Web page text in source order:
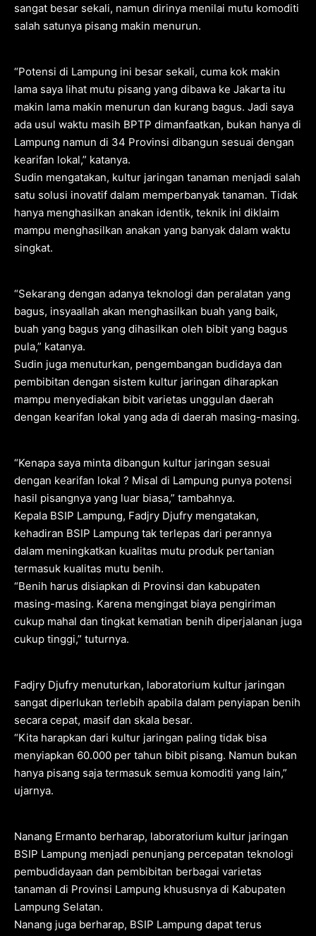
sangat besar sekali, namun dirinya menilai mutu komoditi
salah satunya pisang makin menurun.
“Potensi di Lampung ini besar sekali, cuma kok makin
lama saya lihat mutu pisang yang dibawa ke Jakarta itu
makin lama makin menurun dan kurang bagus. Jadi saya
ada usul waktu masih BPTP dimanfaatkan, bukan hanya di
Lampung namun di 34 Provinsi dibangun sesuai dengan
kearifan lokal,” katanya.
Sudin mengatakan, kultur jaringan tanaman menjadi salah
satu solusi inovatif dalam memperbanyak tanaman. Tidak
hanya menghasilkan anakan identik, teknik ini diklaim
mampu menghasilkan anakan yang banyak dalam waktu
singkat.
“Sekarang dengan adanya teknologi dan peralatan yang
bagus, insyaallah akan menghasilkan buah yang baik,
buah yang bagus yang dihasilkan oleh bibit yang bagus
pula,” katanya.
Sudin juga menuturkan, pengembangan budidaya dan
pembibitan dengan sistem kultur jaringan diharapkan
mampu menyediakan bibit varietas unggulan daerah
dengan kearifan lokal yang ada di daerah masing-masing.
“Kenapa saya minta dibangun kultur jaringan sesuai
dengan kearifan lokal ? Misal di Lampung punya potensi
hasil pisangnya yang luar biasa,” tambahnya.
Kepala BSIP Lampung, Fadjry Djufry mengatakan,
kehadiran BSIP Lampung tak terlepas dari perannya
dalam meningkatkan kualitas mutu produk pertanian
termasuk kualitas mutu benih.
“Benih harus disiapkan di Provinsi dan kabupaten
masing-masing. Karena mengingat biaya pengiriman
cukup mahal dan tingkat kematian benih diperjalanan juga
cukup tinggi,” tuturnya.
Fadjry Djufry menuturkan, laboratorium kultur jaringan
sangat diperlukan terlebih apabila dalam penyiapan benih
secara cepat, masif dan skala besar.
“Kita harapkan dari kultur jaringan paling tidak bisa
menyiapkan 60.000 per tahun bibit pisang. Namun bukan
hanya pisang saja termasuk semua komoditi yang lain,”
ujarnya.
Nanang Ermanto berharap, laboratorium kultur jaringan
BSIP Lampung menjadi penunjang percepatan teknologi
pembudidayaan dan pembibitan berbagai varietas
tanaman di Provinsi Lampung khususnya di Kabupaten
Lampung Selatan.
Nanang juga berharap, BSIP Lampung dapat terus